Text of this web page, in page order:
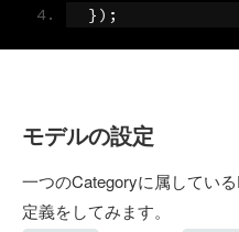
});
モデルの設定
一つのCategoryに属してい
定義をしてみます。